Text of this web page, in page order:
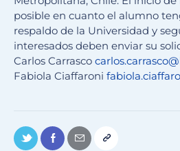
posible en cuanto el alumno
respaldo de la Universidad y
interesados deben enviar su
Carlos Carrasco carlos.carrasco@
Fabiola Ciaffaroni